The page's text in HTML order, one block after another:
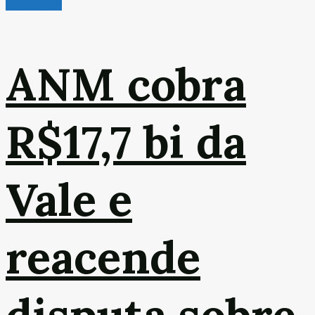
ANM cobra
R$17,7 bi da
Vale e
reacende